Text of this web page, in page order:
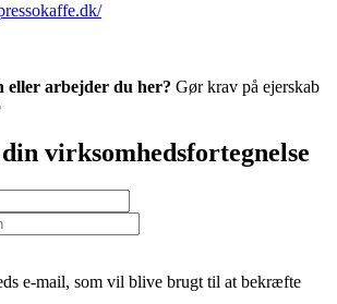
eller arbejder du her? Gør krav på ejerskab
virksomhedsfortegnelse
e-mail, som vil blive brugt til at bekræfte